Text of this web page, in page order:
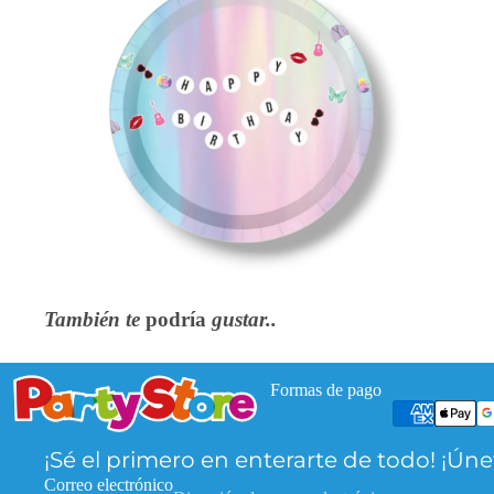
También te podría gustar..
Formas de pago
¡Sé el primero en enterarte de todo!
Correo electrónico
Política de privacidad
Política de reembolso
Información de contacto